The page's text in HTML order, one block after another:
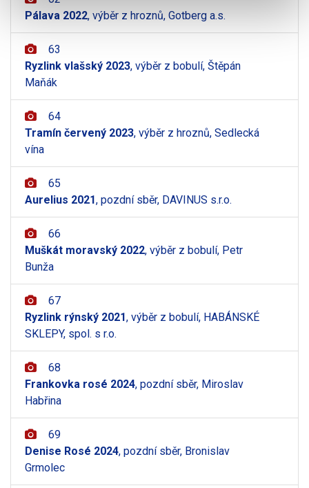
Pálava 2022, výběr z hroznů, Gotberg a.s.
63
Ryzlink vlašský 2023, výběr z bobulí, Štěpán
Maňák
64
Tramín červený 2023, výběr z hroznů, Sedlecká
vína
65
Aurelius 2021, pozdní sběr, DAVINUS s.r.o.
66
Muškát moravský 2022, výběr z bobulí, Petr
Bunža
67
Ryzlink rýnský 2021, výběr z bobulí, HABÁNSKÉ
SKLEPY, spol. s r.o.
68
Frankovka rosé 2024, pozdní sběr, Miroslav
Habřina
69
Denise Rosé 2024, pozdní sběr, Bronislav
Grmolec